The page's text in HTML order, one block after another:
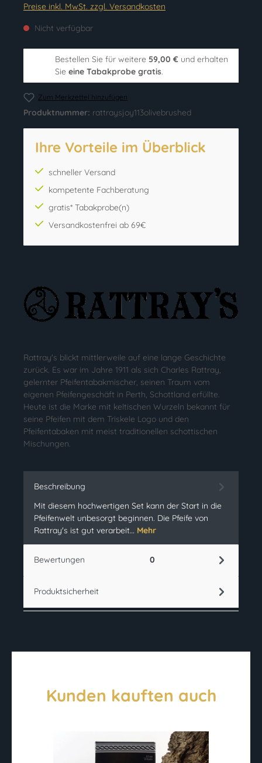
Preise inkl. MwSt. zzgl. Versandkosten
Nicht verfügbar
Bestellen Sie für weitere 59,00 € und erhalten
Sie eine Tabakprobe gratis.
Zum Merkzettel hinzufügen
Produktnummer: rattraysjoy113olivebrushed
Ihre Vorteile im Überblick
schneller Versand
kompetente Fachberatung
gratis* Tabakprobe(n)
Versandkostenfrei ab 69€
Rattray's blickt mittlerweile auf eine lange Geschichte
zurück. Es war im Jahre 1911 als sich Charles Rattray,
gelernter Pfeifentabakmischer, seinen Traum vom
eigenen Pfeifengeschäft in Perth, Schottland erfüllte.
Heute ist die Marke mit keltischen Wurzeln bekannt für
seine Pfeifen mit dem Triskele Logo und den
Pfeifentabaken mit meist traditionellen schottischen
Mischungen.
Beschreibung
Mit diesem hochwertigen Set kann der Start in die
Pfeifenwelt unbesorgt beginnen. Die Pfeife von
Rattray's ist gut verarbeit… Mehr
Bewertungen 0
Produktsicherheit
Kunden kauften auch